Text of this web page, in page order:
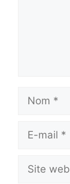
Nom
Site
web